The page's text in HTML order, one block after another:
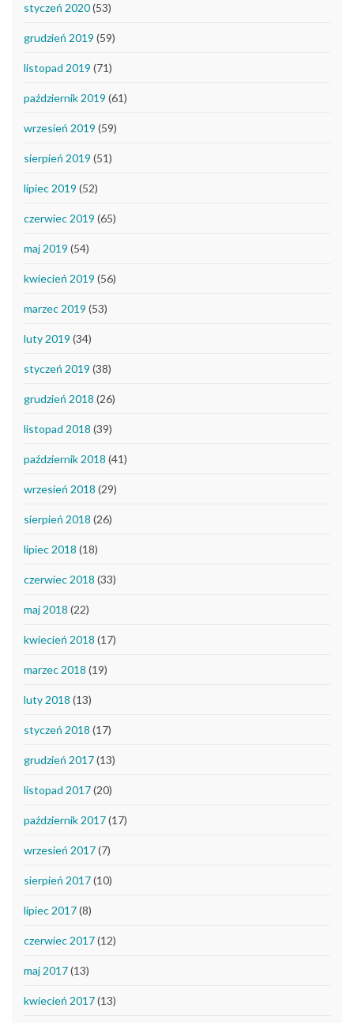
styczeń 2020(53)
grudzień 2019 (59)
listopad 2019 (71)
październik 2019 (61)
wrzesień 2019 (59)
sierpień 2019 (51)
lipiec 2019 (52)
czerwiec 2019 (65)
maj 2019 (54)
kwiecień 2019 (56)
marzec 2019 (53)
luty 2019 (34)
styczeń 2019 (38)
grudzień 2018 (26)
listopad 2018 (39)
październik 2018 (41)
wrzesień 2018 (29)
sierpień 2018 (26)
lipiec 2018 (18)
czerwiec 2018 (33)
maj 2018 (22)
kwiecień 2018 (17)
marzec 2018 (19)
luty 2018 (13)
styczeń 2018 (17)
grudzień 2017(13)
listopad 2017(20)
październik 2017(17)
wrzesień 2017(7)
sierpień 2017(10)
lipiec 2017(8)
czerwiec 2017(12)
maj 2017(13)
kwiecień 2017(13)